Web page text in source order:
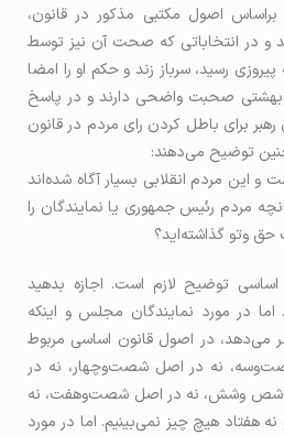
اصول مکتبی مذکور در قانون،
و در انتخاباتی که صحت آن نیز توسط
رسید، سرباز زند و حکم او را امضا
صحبت واضحی دارند و در پاسخ
برای باطل کردن رای مردم در قانون
توضیح می‌دهند:
و این مردم انقلابی بسیار آگاه شده‌اند
مردم رئیس جمهوری یا نمایندگان را
حق وتو گذاشته‌اید؟
اساسی توضیح لازم است. اجازه بدهید
در مورد نمایندگان مجلس و اینکه
می‌دهد، در اصول قانون اساسی مربوط
نه در اصل شصت‌وچهار، نه در
شص‌ وشش، نه در اصل شصت‌و‌هفت، نه
هیچ چیز نمی‌بینیم. اما در مورد